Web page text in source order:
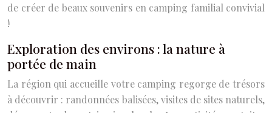
de créer de beaux souvenirs en camping familial convivial
!
Exploration des environs : la nature à
portée de main
La région qui accueille votre camping regorge de trésors
à découvrir : randonnées balisées, visites de sites naturels,